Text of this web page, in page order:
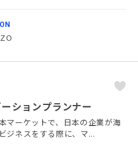
ションプランナー
マーケットで、日本の企業が海
ジネスをする際に、マ...